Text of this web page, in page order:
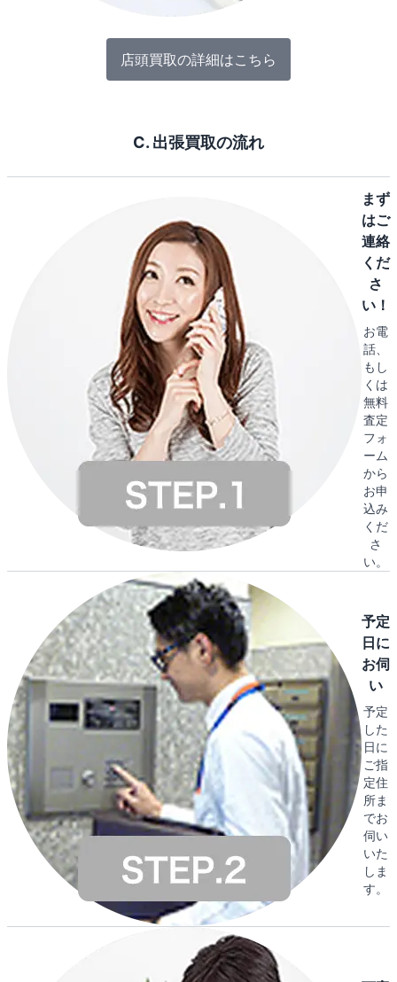
店頭買取の詳細はこちら
C. 出張買取の流れ
まず
はご
連絡
くだ
さ
い！
お電
話、
もし
くは
無料
査定
フォ
ーム
から
お申
込み
くだ
さ
い。
予定
日に
お伺
い
予定
した
日に
ご指
定住
所ま
でお
伺い
いた
しま
す。